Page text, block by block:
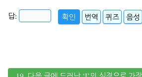
답: 확인 번역 퀴즈 음성